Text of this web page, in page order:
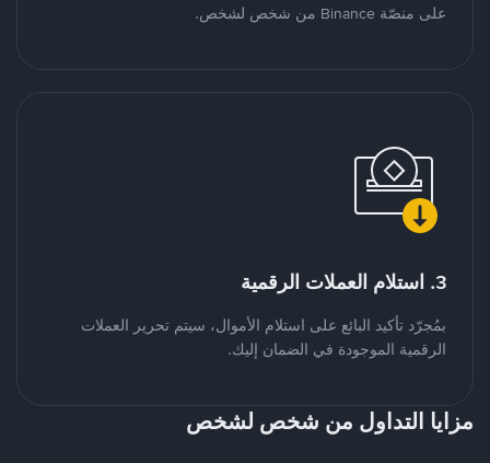
على منصّة Binance من شخص لشخص.
3. استلام العملات الرقمية
بمُجرّد تأكيد البائع على استلام الأموال، سيتم تحرير العملات
الرقمية الموجودة في الضمان إليك.
مزايا التداول من شخص لشخص